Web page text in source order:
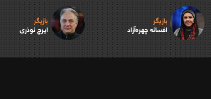
بازیگر
افسانه چهره‌آزاد
بازیگر
ایرج نوذری